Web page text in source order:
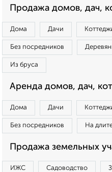
Продажа домов, дач,
Дома Дачи
Без посредников
Из бруса
Аренда домов, дач,
Дома Дачи
Без посредников На
Продажа земельных
ИЖС Садоводство